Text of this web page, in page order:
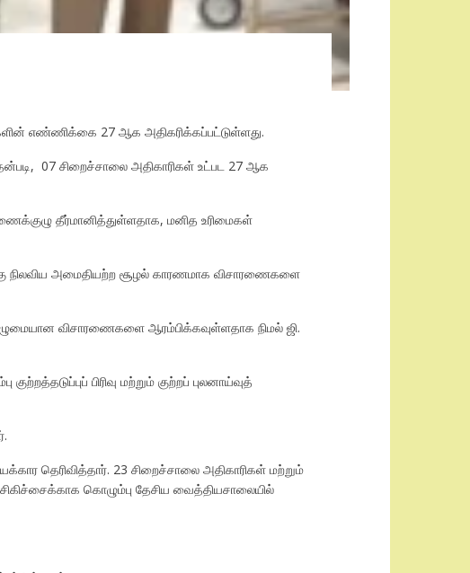
எண்ணிக்கை 27 ஆக அதிகரிக்கப்பட்டுள்ளது.
07 சிறைச்சாலை அதிகாரிகள் உட்பட 27 ஆக
தீர்மானித்துள்ளதாக, மனித உரிமைகள்
நிலவிய அமைதியற்ற சூழல் காரணமாக விசாரணைகளை
விசாரணைகளை ஆரம்பிக்கவுள்ளதாக நிமல் ஜி.
பிரிவு மற்றும் குற்றப் புலனாய்வுத்
தெரிவித்தார். 23 சிறைச்சாலை அதிகாரிகள் மற்றும்
கொழும்பு தேசிய வைத்தியசாலையில்